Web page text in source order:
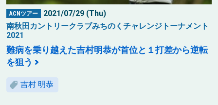
ACNツアー
2021/07/29 (Thu)
南秋田カントリークラブみちのくチャレンジトーナメント
2021
難病を乗り越えた吉村明恭が首位と１打差から逆転
を狙う
吉村 明恭